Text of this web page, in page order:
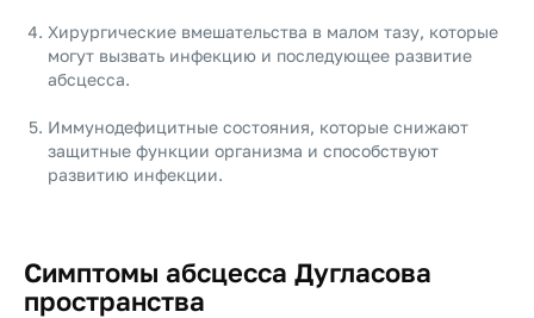
Хирургические вмешательства в малом тазу, которые
могут вызвать инфекцию и последующее развитие
абсцесса.
Иммунодефицитные состояния, которые снижают
защитные функции организма и способствуют
развитию инфекции.
Симптомы абсцесса Дугласова
пространства